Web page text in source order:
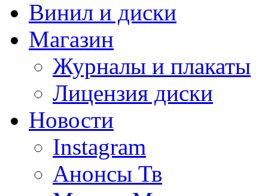
Винил и диски
Магазин
Журналы и плакаты
Лицензия диски
Новости
Instagram
Анонсы Тв